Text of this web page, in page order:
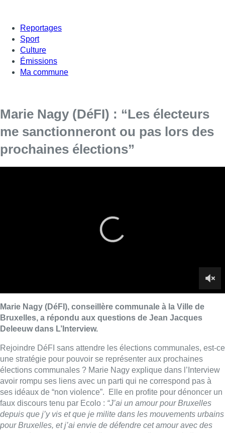
Reportages
Sport
Culture
Émissions
Ma commune
Marie Nagy (DéFI) : “Les électeurs
me sanctionneront ou pas lors des
prochaines élections”
une stratégie pour pouvoir se représenter aux prochaines
élections communales ? Marie Nagy explique dans l’Interview
“J’ai un amour pour Bruxelles
depuis que j’y vis et que je milite dans les mouvements urbains
pour Bruxelles, et j’ai envie de défendre cet amour avec des
gens qui ne vont pas avoir d’une part un discours, de l’autre
côté une pratique”.
“J’ai trouvé de la force dans la violence qui m’a
été faite pour mes opinions”
Marie Nagy évoque une “violence institutionnalisée”chez
Ecolo à la Ville de Bruxelles. Au sujet de son départ d’Ecolo,
elle évoque une assemblée générale du 23 mars au cours de
laquelle elle a reçu une demande d’exclusion, signée par 9
membres du parti. “Un procès stalinien s’en est suivi, je me
suis dit je quitte ce parti.”déclare t-elle dans l’Interview. Marie